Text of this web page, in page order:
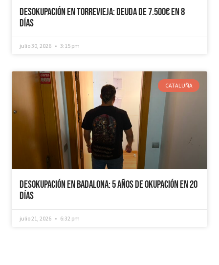
Desokupación en Torrevieja: Deuda de 7.500€ en 8
días
julio 30, 2026 3:15 pm
CATALUÑA
Desokupación en Badalona: 5 años de Okupación en 20
días
julio 21, 2026 6:32 pm